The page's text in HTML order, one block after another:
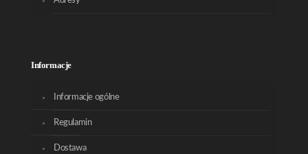
Informacje
Informacje ogólne
Regulamin
Dostawa